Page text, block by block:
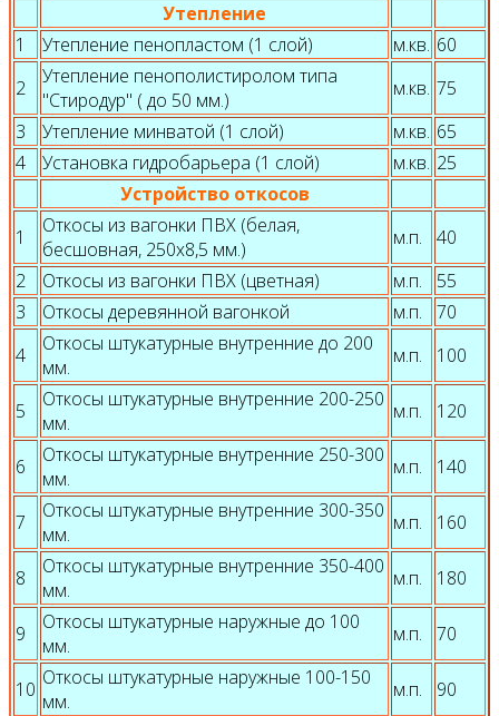
Утепление
1
Утепление пенопластом (1 слой) м.кв. 60
2
Утепление пенополистиролом типа
"Стиродур" ( до 50 мм.)
м.кв. 75
3
Утепление минватой (1 слой) м.кв. 65
4
Установка гидробарьера (1 слой) м.кв. 25
Устройство откосов
1
Откосы из вагонки ПВХ (белая,
бесшовная, 250х8,5 мм.)
м.п.
40
2
Откосы из вагонки ПВХ (цветная) м.п.
55
3
Откосы деревянной вагонкой м.п.
70
4
Откосы штукатурные внутренние до 200
мм.
м.п. 100
5
Откосы штукатурные внутренние 200-250
мм.
м.п. 120
6
Откосы штукатурные внутренние 250-300
мм.
м.п. 140
7
Откосы штукатурные внутренние 300-350
мм.
м.п. 160
8
Откосы штукатурные внутренние 350-400
мм.
м.п. 180
9
Откосы штукатурные наружные до 100
мм.
м.п. 70
10 Откосы штукатурные наружные 100-150
мм.
м.п. 90